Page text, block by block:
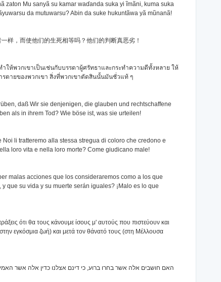
zaton Mu sanyã su kamar waɗanda suka yi ĩmãni, kuma suka
da mutuwarsu? Abin da suke hukuntãwa yã mũnanã!
样，而使他们的生死相等吗？他们的判断真恶劣！
ให้พวกเขาเป็นเช่นกับบรรดาผู้ศรัทธาและกระทำความดีทั้งหลาย ให้
รตายของพวกเขา สิ่งที่พวกเขาตัดสินนั้นมันชั่วแท้ ๆ
daß Wir sie denjenigen, die glauben und rechtschaffene
als in ihrem Tod? Wie böse ist, was sie urteilen!
li tratteremo alla stessa stregua di coloro che credono e
loro vita e nella loro morte? Come giudicano male!
malas acciones que los consideraremos como a los que
que su vida y su muerte serán iguales? ¡Malo es lo que
ότι θα τους κάνουμε ίσους μ' αυτούς που πιστεύουν και
εγκόσμια ζωή) και μετά τον θάνατό τους (στη Μέλλουσα
האם חושבים אלה אשר בחרו ברוע, כי דינם אצלנו כדין אלה אשר